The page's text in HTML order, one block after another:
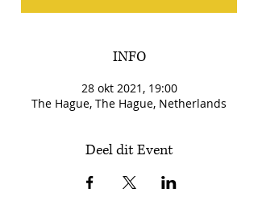
INFO
28 okt 2021, 19:00
The Hague, The Hague, Netherlands
Deel dit Event